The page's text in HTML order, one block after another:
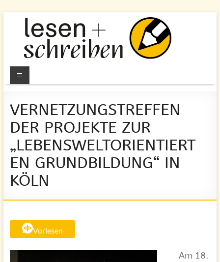
springen
Lesen
Schreiben
e.V.
Berlin
Alphabetisierung
&
Grundbildung
für
Menü
VERNETZUNGSTREFFEN
DER PROJEKTE ZUR
„LEBENSWELTORIENTIERT
EN GRUNDBILDUNG“ IN
KÖLN
Vorlesen
Am 18.